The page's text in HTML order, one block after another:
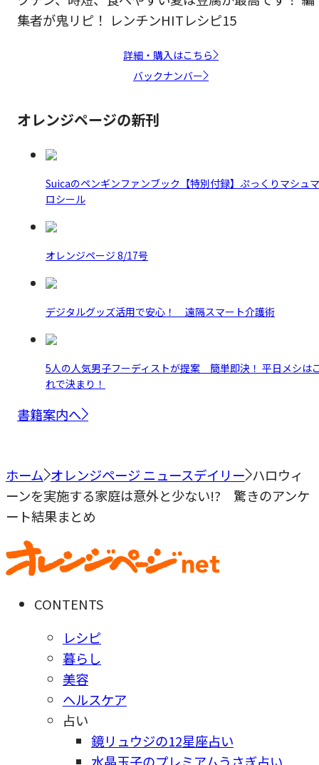
集者が鬼リピ！ レンチンHITレシピ15
詳細・購入はこちら
バックナンバー
オレンジページの新刊
Suicaのペンギンファンブック【特別付録】ぷっくりマシュマ
ロシール
オレンジページ 8/17号
デジタルグッズ活用で安心！ 遠隔スマート介護術
5人の人気男子フーディストが提案 簡単即決！ 平日メシは
れで決まり！
書籍案内へ
ホーム オレンジページ ニュースデイリー ハロウィ
ーンを実施する家庭は意外と少ない!? 驚きのアンケ
ート結果まとめ
CONTENTS
レシピ
暮らし
美容
ヘルスケア
占い
鏡リュウジの12星座占い